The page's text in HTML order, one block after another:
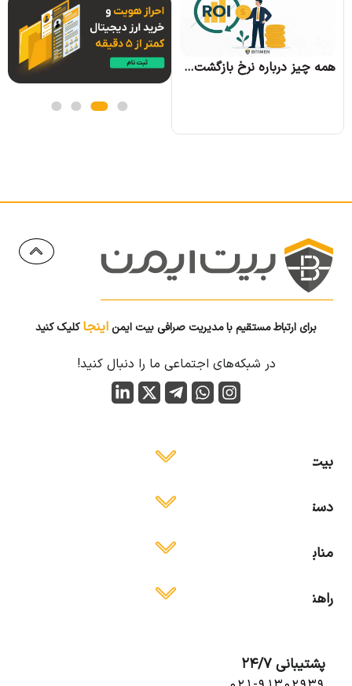
همه چیز درباره نرخ بازگشت سرمایه و نحوه محاسبه آن
برای ارتباط مستقیم با مدیریت صرافی بیت ایمن اینجاکلیک کنید
در شبکه‌های اجتماعی ما را دنبال کنید!
بیت ایمن
دسترسی آسان
منابع آموزشی
راهنمای استفاده
پشتیبانی 24/7